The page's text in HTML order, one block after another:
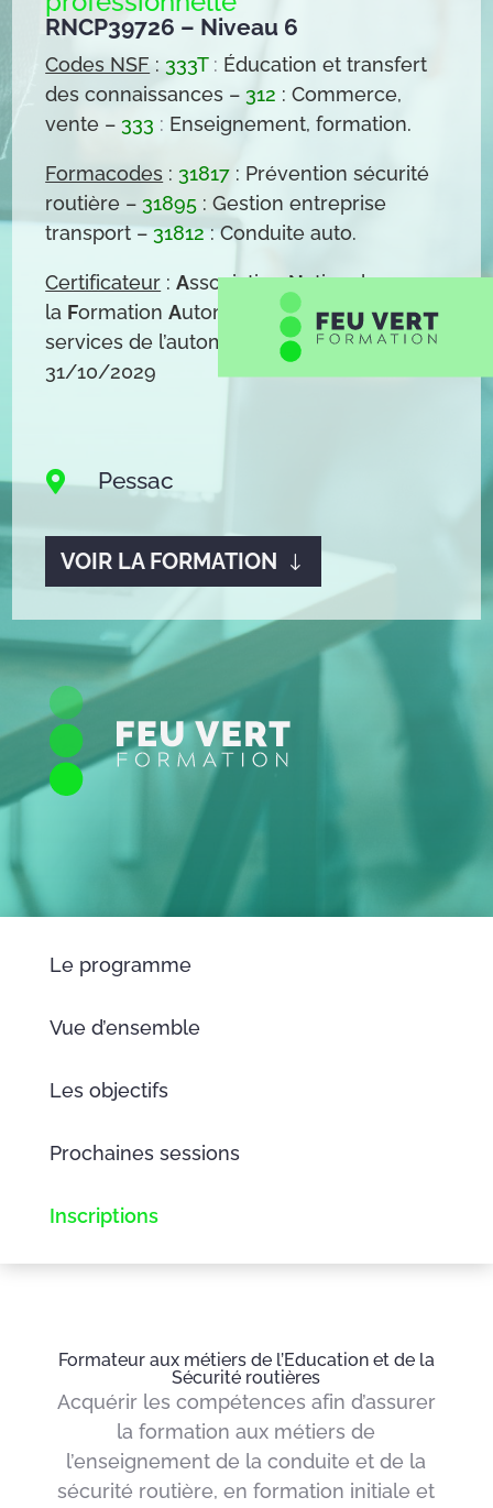
RNCP39726 – Niveau 6
Codes NSF : 333T : Éducation et transfert
des connaissances – 312 : Commerce,
vente – 333 : Enseignement, formation.
Formacodes : 31817 : Prévention sécurité
routière – 31895 : Gestion entreprise
transport – 31812 : Conduite auto.
Certificateur :AssociationNationale pour
la FormationAutomobile – CNPE des
services de l’automobile – 31/10/2024 –
31/10/2029
 Pessac
VOIR LA FORMATION
Le programme
Vue d’ensemble
Les objectifs
Prochaines sessions
Inscriptions
Formateur aux métiers de l’Education et de la
Sécurité routières
Acquérir les compétences afin d’assurer
la formation aux métiers de
l’enseignement de la conduite et de la
sécurité routière, en formation initiale et